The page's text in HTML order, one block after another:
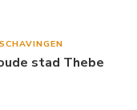
stad Thebe